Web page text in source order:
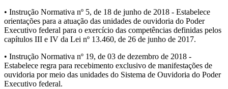
• Instrução Normativa nº 5, de 18 de junho de 2018 - Estabelece
orientações para a atuação das unidades de ouvidoria do Poder
Executivo federal para o exercício das competências definidas pelos
capítulos III e IV da Lei nº 13.460, de 26 de junho de 2017.
• Instrução Normativa nº 19, de 03 de dezembro de 2018 -
Estabelece regra para recebimento exclusivo de manifestações de
ouvidoria por meio das unidades do Sistema de Ouvidoria do Poder
Executivo federal.